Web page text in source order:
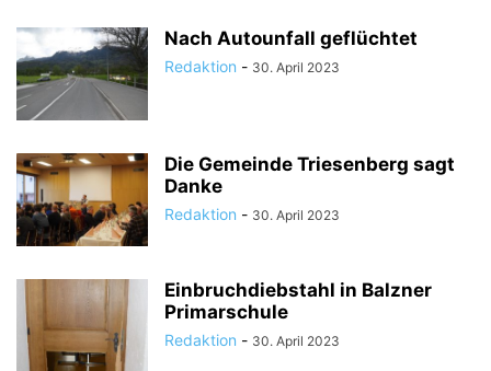
Nach Autounfall geflüchtet
Redaktion - 30. April 2023
Die Gemeinde Triesenberg sagt
Danke
Redaktion - 30. April 2023
Einbruchdiebstahl in Balzner
Primarschule
Redaktion - 30. April 2023